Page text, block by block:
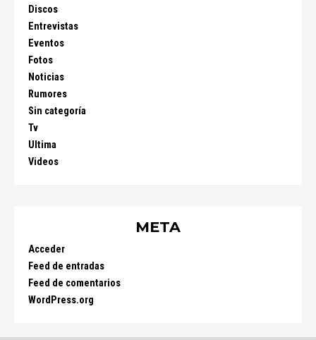
Discos
Entrevistas
Eventos
Fotos
Noticias
Rumores
Sin categoría
Tv
Ultima
Videos
META
Acceder
Feed de entradas
Feed de comentarios
WordPress.org